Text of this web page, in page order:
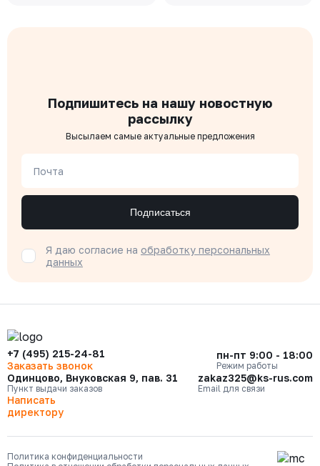
Подпишитесь на нашу новостную
рассылку
Высылаем самые актуальные предложения
Почта
Подписаться
Я даю согласие на обработку персональных
данных
+7 (495) 215-24-81
Заказать звонок
пн-пт 9:00 - 18:00
Режим работы
Одинцово, Внуковская 9, пав. 31
Пункт выдачи заказов
zakaz325@ks-rus.com
Email для связи
Написать
директору
Политика конфиденциальности